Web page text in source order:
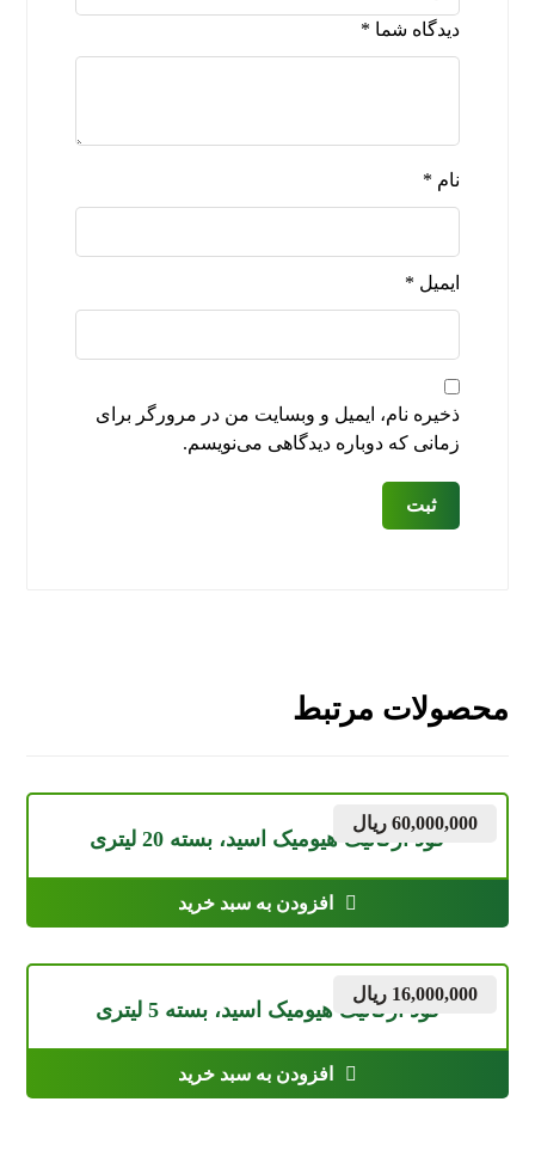
دیدگاه شما *
نام *
ایمیل *
ذخیره نام، ایمیل و وبسایت من در مرورگر برای
زمانی که دوباره دیدگاهی می‌نویسم.
محصولات مرتبط
کود ارگانیک هیومیک اسید، بسته 20 لیتری
60,000,000 ریال
افزودن به سبد خرید
کود ارگانیک هیومیک اسید، بسته 5 لیتری
16,000,000 ریال
افزودن به سبد خرید